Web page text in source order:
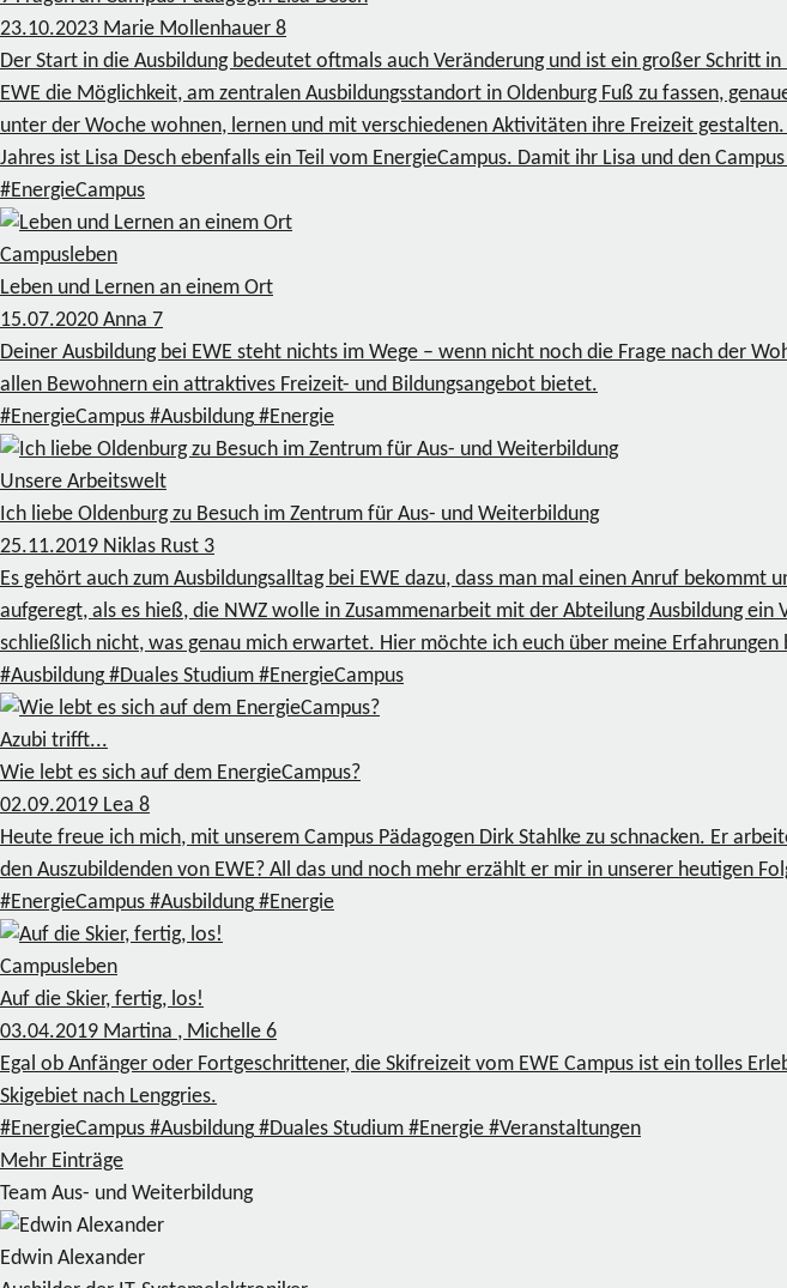
23.10.2023 Marie Mollenhauer 8
Der Start in die Ausbildung bedeutet oftmals auch Veränderung und ist ein großer Schritt
EWE die Möglichkeit, am zentralen Ausbildungsstandort in Oldenburg Fuß zu fassen,
unter der Woche wohnen, lernen und mit verschiedenen Aktivitäten ihre Freizeit
Jahres ist Lisa Desch ebenfalls ein Teil vom EnergieCampus. Damit ihr Lisa und den
#EnergieCampus
Campusleben
Leben und Lernen an einem Ort
15.07.2020 Anna 7
Deiner Ausbildung bei EWE steht nichts im Wege – wenn nicht noch die Frage nach der
allen Bewohnern ein attraktives Freizeit- und Bildungsangebot bietet.
#EnergieCampus #Ausbildung #Energie
Unsere Arbeitswelt
Ich liebe Oldenburg zu Besuch im Zentrum für Aus- und Weiterbildung
25.11.2019 Niklas Rust 3
Es gehört auch zum Ausbildungsalltag bei EWE dazu, dass man mal einen Anruf
aufgeregt, als es hieß, die NWZ wolle in Zusammenarbeit mit der Abteilung Ausbildung
schließlich nicht, was genau mich erwartet. Hier möchte ich euch über meine Erfahrungen
#Ausbildung #Duales Studium #EnergieCampus
Azubi trifft...
Wie lebt es sich auf dem EnergieCampus?
02.09.2019 Lea 8
Heute freue ich mich, mit unserem Campus Pädagogen Dirk Stahlke zu schnacken. Er
den Auszubildenden von EWE? All das und noch mehr erzählt er mir in unserer heutigen
#EnergieCampus #Ausbildung #Energie
Campusleben
Auf die Skier, fertig, los!
03.04.2019 Martina , Michelle 6
Egal ob Anfänger oder Fortgeschrittener, die Skifreizeit vom EWE Campus ist ein tolles
Skigebiet nach Lenggries.
#EnergieCampus #Ausbildung #Duales Studium #Energie #Veranstaltungen
Mehr Einträge
Team Aus- und Weiterbildung
Edwin Alexander